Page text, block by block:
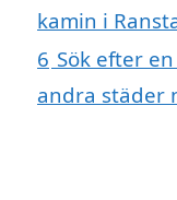
kamin i
6 Sök efter
andra städer